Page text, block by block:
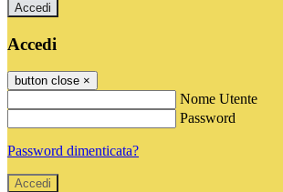
Accedi
Accedi
button close ×
Nome Utente
Password
Password dimenticata?